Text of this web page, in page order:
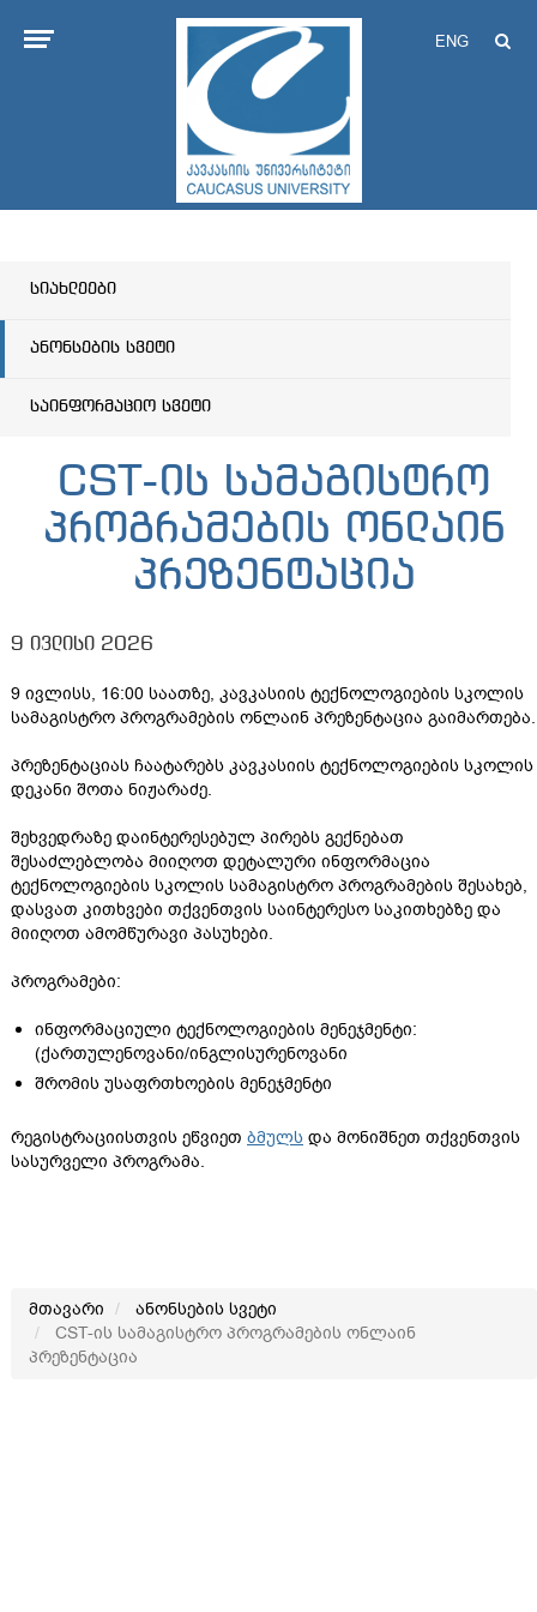
ENG
სიახლეები
ანონსების სვეტი
საინფორმაციო სვეტი
CST-ის სამაგისტრო
პროგრამების ონლაინ
პრეზენტაცია
9 ივლისი 2026
9 ივლისს, 16:00 საათზე, კავკასიის ტექნოლოგიების სკოლის
სამაგისტრო პროგრამების ონლაინ პრეზენტაცია გაიმართება.
პრეზენტაციას ჩაატარებს კავკასიის ტექნოლოგიების სკოლის
დეკანი შოთა ნიჟარაძე.
შეხვედრაზე დაინტერესებულ პირებს გექნებათ
შესაძლებლობა მიიღოთ დეტალური ინფორმაცია
ტექნოლოგიების სკოლის სამაგისტრო პროგრამების შესახებ,
დასვათ კითხვები თქვენთვის საინტერესო საკითხებზე და
მიიღოთ ამომწურავი პასუხები.
პროგრამები:
ინფორმაციული ტექნოლოგიების მენეჯმენტი:
(ქართულენოვანი/ინგლისურენოვანი
შრომის უსაფრთხოების მენეჯმენტი
რეგისტრაციისთვის ეწვიეთ ბმულს და მონიშნეთ თქვენთვის
სასურველი პროგრამა.
მთავარი
ანონსების სვეტი
CST-ის სამაგისტრო პროგრამების ონლაინ
პრეზენტაცია